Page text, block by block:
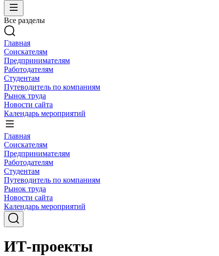
Все разделы
Главная
Соискателям
Предпринимателям
Работодателям
Студентам
Путеводитель по компаниям
Рынок труда
Новости сайта
Календарь мероприятий
Главная
Соискателям
Предпринимателям
Работодателям
Студентам
Путеводитель по компаниям
Рынок труда
Новости сайта
Календарь мероприятий
ИТ-проекты